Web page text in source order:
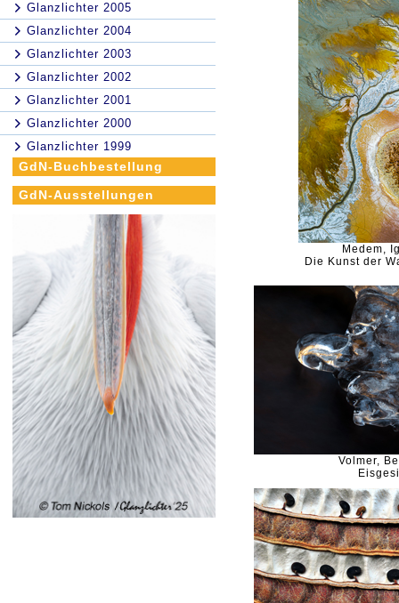
Glanzlichter 2005
Glanzlichter 2004
Glanzlichter 2003
Glanzlichter 2002
Glanzlichter 2001
Glanzlichter 2000
Glanzlichter 1999
GdN-Buchbestellung
GdN-Ausstellungen
Medem,
Die Kunst der
Volmer,